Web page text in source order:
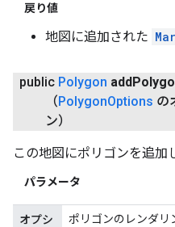
戻り値
地図に追加された
public Polygon add
（PolygonOptions の
ン）
この地図にポリゴンを追加
パラメータ
オプシ
ポリゴンのレンダリ